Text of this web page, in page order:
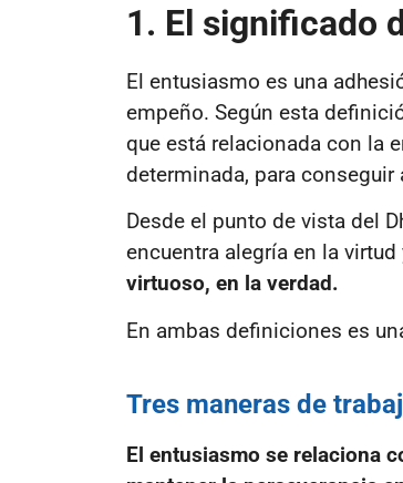
1. El significado
El entusiasmo es una
empeño. Según esta
que está relacionada con la
determinada, para conseguir
Desde el punto de vista del
encuentra alegría en la virtud
virtuoso, en la verdad.
En ambas definiciones es
Tres maneras de
El entusiasmo se relaciona